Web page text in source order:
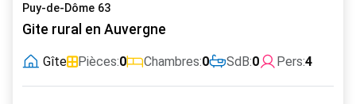
Puy-de-Dôme 63
Gite rural en Auvergne
Gîte Pièces:0 Chambres:0 SdB:0 Pers:4